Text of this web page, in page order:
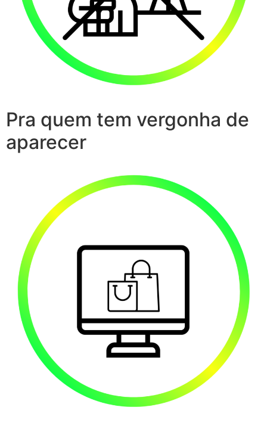
Pra quem tem vergonha de
aparecer